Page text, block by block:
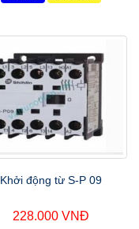
Khởi động từ S-P 09
228.000 VNĐ